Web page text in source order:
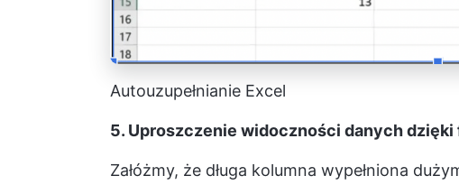
Autouzupełnianie Excel
5. Uproszczenie widoczności danych
Załóżmy, że długa kolumna wypełniona